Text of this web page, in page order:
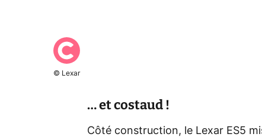
© Lexar
… et costaud !
Côté construction, le Lexar ES5